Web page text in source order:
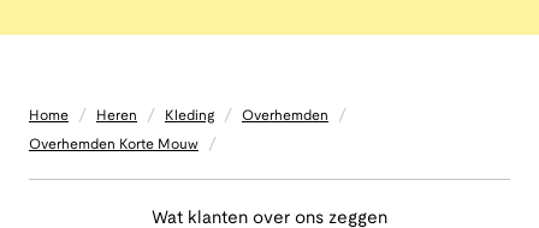
Home / Heren / Kleding / Overhemden /
Overhemden Korte Mouw /
Wat klanten over ons zeggen